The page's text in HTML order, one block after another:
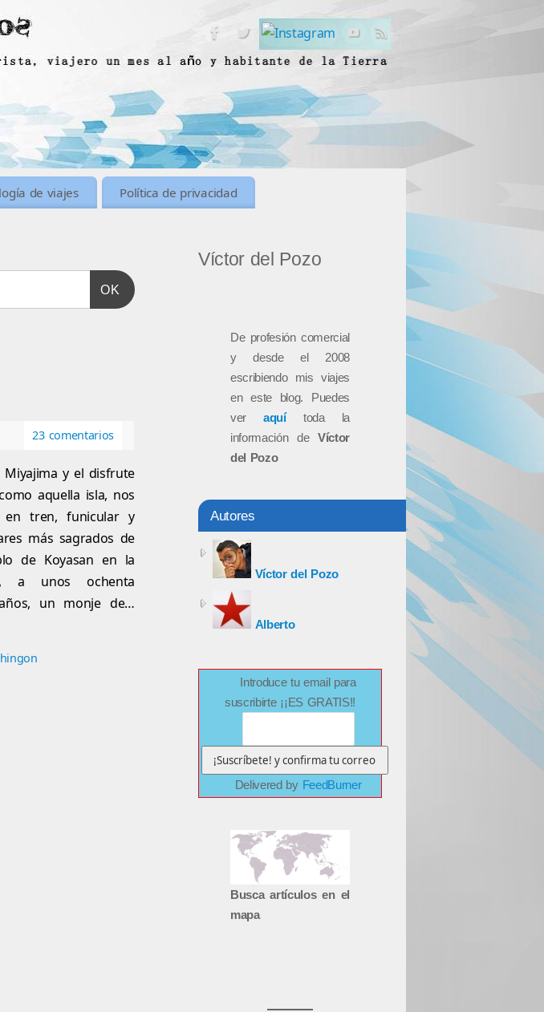
de viajes Política de privacidad
OK
23 comentarios
y el disfrute
aquella isla, nos
en tren, funicular y
más sagrados de
de Koyasan en la
a unos ochenta
un monje de…
Víctor del Pozo
De profesión comercial
y desde el 2008
escribiendo mis viajes
en este blog. Puedes
veraquítoda la
información de Víctor
del Pozo
Autores
Víctor del Pozo
Alberto
Introduce tu email para
suscribirte ¡¡ES GRATIS!!
Delivered by FeedBurner
Busca artículos en el
mapa